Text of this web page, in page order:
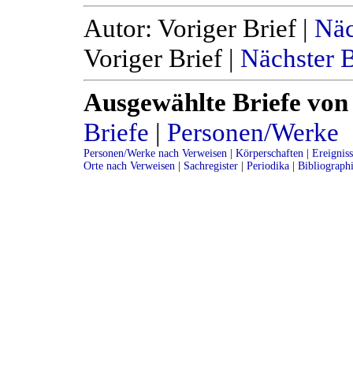
Autor: Voriger Brief |
Voriger Brief | Nächster
Ausgewählte Briefe
Briefe | Personen/Werke
Personen/Werke nach Verweisen Körperschaften
Orte nach Verweisen
Sachregister Periodika